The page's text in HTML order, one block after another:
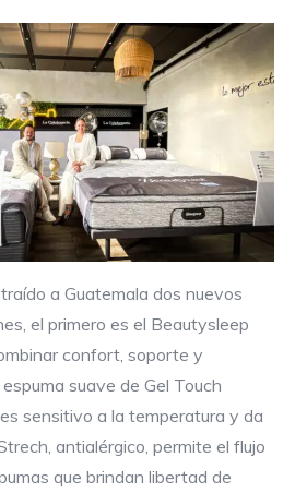
a Guatemala dos nuevos
el primero es el Beautysleep
confort, soporte y
suave de Gel Touch
sensitivo a la temperatura y da
antialérgico, permite el flujo
que brindan libertad de